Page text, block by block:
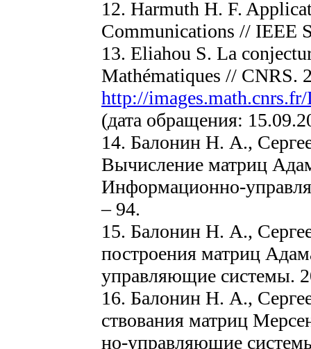
12. Harmuth H. F.
Communications // IEEE
13. Eliahou S. La
Mathématiques // CNRS.
http://
(дата обращения:
14. Балонин Н. А.,
Вычисление матриц
Информационно-
– 94.
15. Балонин Н. А.,
построения матриц
управляющие системы.
16. Балонин Н. А.,
ствования матриц
но-управляющие